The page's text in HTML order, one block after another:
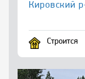
Кировский
Строится